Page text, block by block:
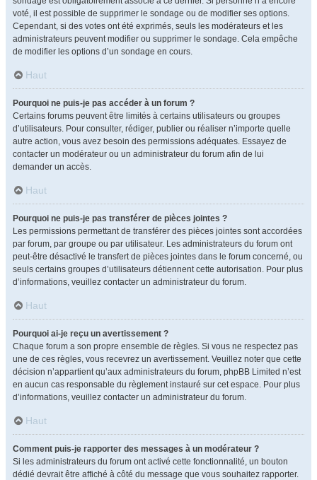
voté, il est possible de supprimer le sondage ou de modifier ses options.
Cependant, si des votes ont été exprimés, seuls les modérateurs et les
administrateurs peuvent modifier ou supprimer le sondage. Cela empêche
de modifier les options d’un sondage en cours.
Haut
Pourquoi ne puis-je pas accéder à un forum ?
Certains forums peuvent être limités à certains utilisateurs ou groupes
d’utilisateurs. Pour consulter, rédiger, publier ou réaliser n’importe quelle
autre action, vous avez besoin des permissions adéquates. Essayez de
contacter un modérateur ou un administrateur du forum afin de lui
demander un accès.
Haut
Pourquoi ne puis-je pas transférer de pièces jointes ?
Les permissions permettant de transférer des pièces jointes sont accordées
par forum, par groupe ou par utilisateur. Les administrateurs du forum ont
peut-être désactivé le transfert de pièces jointes dans le forum concerné, ou
seuls certains groupes d’utilisateurs détiennent cette autorisation. Pour plus
d’informations, veuillez contacter un administrateur du forum.
Haut
Pourquoi ai-je reçu un avertissement ?
Chaque forum a son propre ensemble de règles. Si vous ne respectez pas
une de ces règles, vous recevrez un avertissement. Veuillez noter que cette
décision n’appartient qu’aux administrateurs du forum, phpBB Limited n’est
en aucun cas responsable du règlement instauré sur cet espace. Pour plus
d’informations, veuillez contacter un administrateur du forum.
Haut
Comment puis-je rapporter des messages à un modérateur ?
Si les administrateurs du forum ont activé cette fonctionnalité, un bouton
dédié devrait être affiché à côté du message que vous souhaitez rapporter.